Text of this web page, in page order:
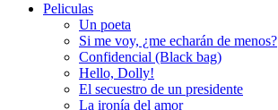
Peliculas
Un poeta
Si me voy, ¿me echarán de menos?
Confidencial (Black bag)
Hello, Dolly!
El secuestro de un presidente
La ironía del amor